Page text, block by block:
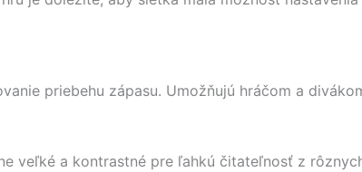
priebehu zápasu. Umožňujú hráčom a
veľké a kontrastné pre ľahkú čitateľnosť z